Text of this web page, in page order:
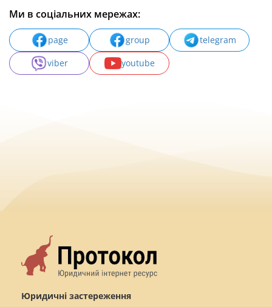
Ми в соціальних мережах:
page group
telegram
viber
youtube
Юридичні застереження